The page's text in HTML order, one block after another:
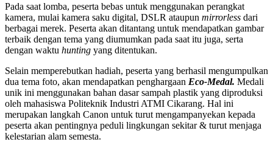
Pada saat lomba, peserta bebas untuk menggunakan perangkat
kamera, mulai kamera saku digital, DSLR ataupun mirrorless dari
berbagai merek. Peserta akan ditantang untuk mendapatkan gambar
terbaik dengan tema yang diumumkan pada saat itu juga, serta
dengan waktu hunting yang ditentukan.
Selain memperebutkan hadiah, peserta yang berhasil mengumpulkan
dua tema foto, akan mendapatkan penghargaan Eco-Medal. Medali
unik ini menggunakan bahan dasar sampah plastik yang diproduksi
oleh mahasiswa Politeknik Industri ATMI Cikarang. Hal ini
merupakan langkah Canon untuk turut mengampanyekan kepada
peserta akan pentingnya peduli lingkungan sekitar & turut menjaga
kelestarian alam semesta.